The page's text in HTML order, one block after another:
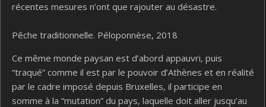
récentes mesures n’ont que rajouter au désastre.
Pêche traditionnelle. Péloponnèse, 2018
Ce même monde paysan est d’abord appauvri, puis
“traqué” comme il est par le pouvoir d’Athènes et en réalité
par le cadre imposé depuis Bruxelles, il participe en
somme à la “mutation” du pays, laquelle doit aller jusqu’au